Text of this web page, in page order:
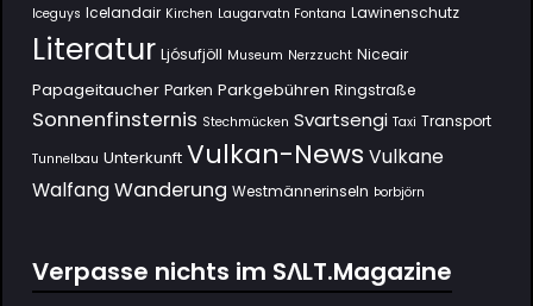
Iceguys Icelandair Kirchen Laugarvatn Fontana Lawinenschutz
Literatur Ljósufjöll Museum Nerzzucht Niceair
Papageitaucher Parken Parkgebühren Ringstraße
Sonnenfinsternis Stechmücken Svartsengi Taxi Transport
Tunnelbau Unterkunft Vulkan-News Vulkane
Walfang Wanderung Westmännerinseln Þorbjörn
Verpasse nichts im SΛLT.Magazine